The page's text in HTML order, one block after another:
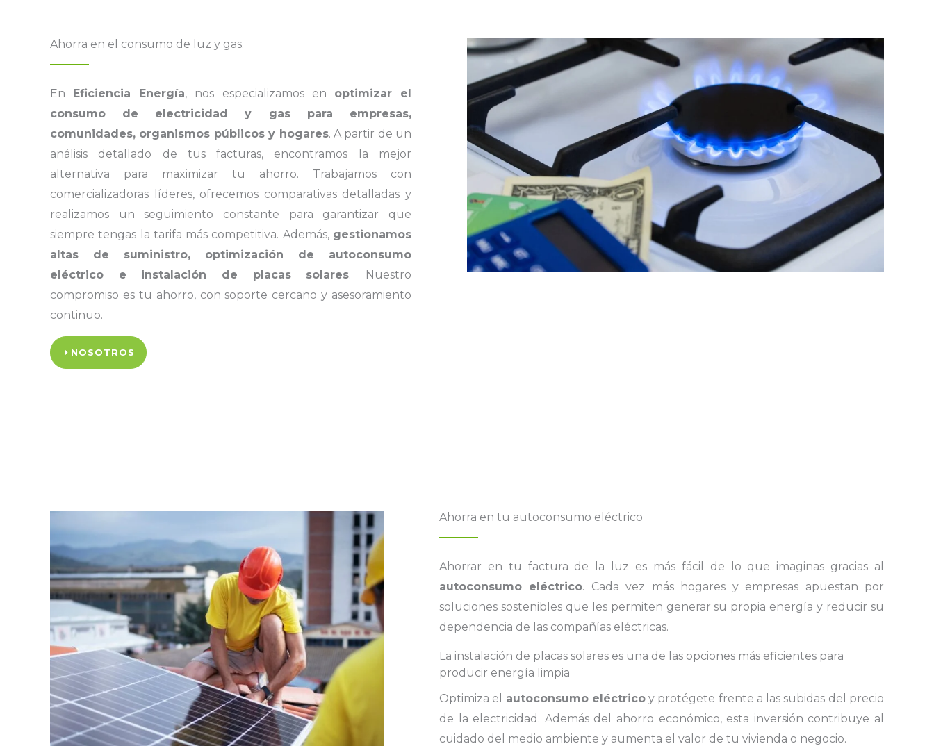
Ahorra en el consumo de luz y gas.
En Eficiencia Energía, nos especializamos en optimizar el
consumo de electricidad y gas para empresas,
comunidades, organismos públicos y hogares. A partir de un
análisis detallado de tus facturas, encontramos la mejor
alternativa para maximizar tu ahorro. Trabajamos con
comercializadoras líderes, ofrecemos comparativas detalladas y
realizamos un seguimiento constante para garantizar que
siempre tengas la tarifa más competitiva. Además, gestionamos
altas de suministro, optimización de autoconsumo
eléctrico e instalación de placas solares. Nuestro
compromiso es tu ahorro, con soporte cercano y asesoramiento
continuo.
NOSOTROS
Ahorra en tu autoconsumo eléctrico
Ahorrar en tu factura de la luz es más fácil de lo que imaginas gracias al
autoconsumo eléctrico. Cada vez más hogares y empresas apuestan por
soluciones sostenibles que les permiten generar su propia energía y reducir su
dependencia de las compañías eléctricas.
La instalación de placas solares es una de las opciones más eficientes para
producir energía limpia
Optimiza el autoconsumo eléctricoy protégete frente a las subidas del precio
de la electricidad. Además del ahorro económico, esta inversión contribuye al
cuidado del medio ambiente y aumenta el valor de tu vivienda o negocio.